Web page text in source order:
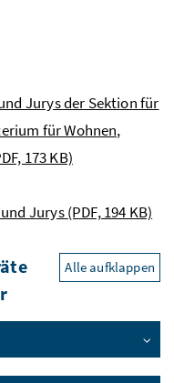
Jurys der Sektion für
für Wohnen,
173 KB)
Jurys(PDF, 194 KB)
Alle aufklappen